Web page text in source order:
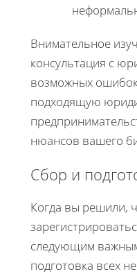
Внимательное
консультация с
возможных
подходящую
нюансов вашего
Сбор и
Когда вы решили,
следующим
подготовка всех